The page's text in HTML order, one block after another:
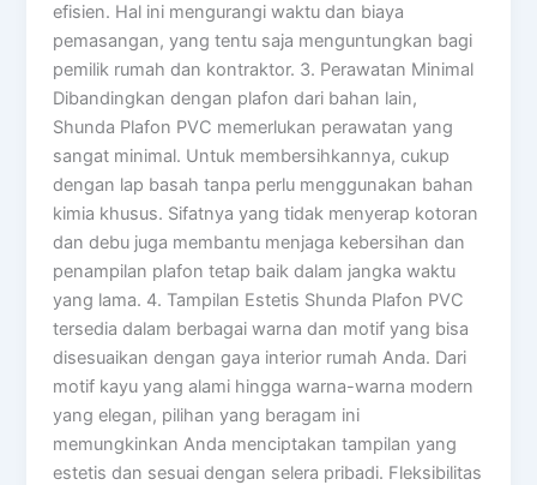
efisien. Hal ini mengurangi waktu dan biaya
pemasangan, yang tentu saja menguntungkan bagi
pemilik rumah dan kontraktor. 3. Perawatan Minimal
Dibandingkan dengan plafon dari bahan lain,
Shunda Plafon PVC memerlukan perawatan yang
sangat minimal. Untuk membersihkannya, cukup
dengan lap basah tanpa perlu menggunakan bahan
kimia khusus. Sifatnya yang tidak menyerap kotoran
dan debu juga membantu menjaga kebersihan dan
penampilan plafon tetap baik dalam jangka waktu
yang lama. 4. Tampilan Estetis Shunda Plafon PVC
tersedia dalam berbagai warna dan motif yang bisa
disesuaikan dengan gaya interior rumah Anda. Dari
motif kayu yang alami hingga warna-warna modern
yang elegan, pilihan yang beragam ini
memungkinkan Anda menciptakan tampilan yang
estetis dan sesuai dengan selera pribadi. Fleksibilitas